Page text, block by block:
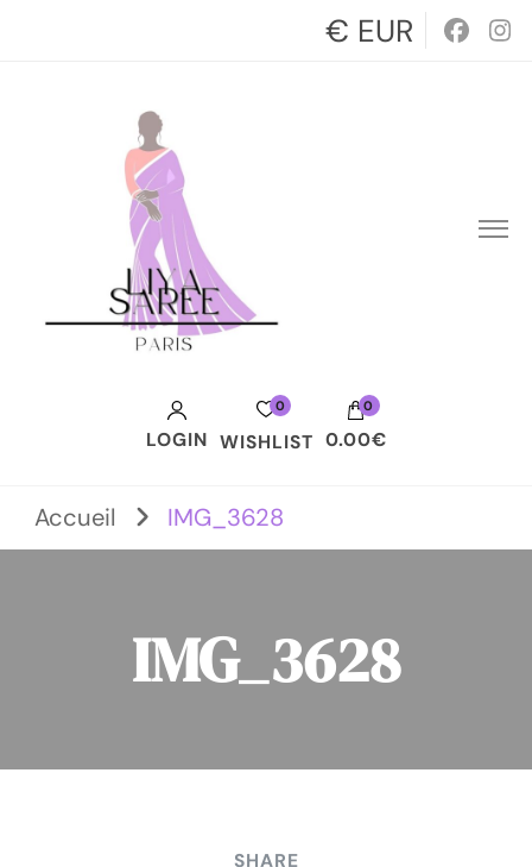
€ EUR
LOGIN
0
WISHLIST
0
0.00€
Votre panier est vide.
Accueil IMG_3628
IMG_3628
SHARE